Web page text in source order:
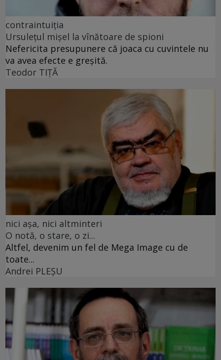
contraintuiția
Ursulețul mișel la vînătoare de spioni
Nefericita presupunere că joaca cu cuvintele nu
va avea efecte e greșită.
Teodor TIŢĂ
nici așa, nici altminteri
O notă, o stare, o zi...
Altfel, devenim un fel de Mega Image cu de
toate...
Andrei PLEŞU